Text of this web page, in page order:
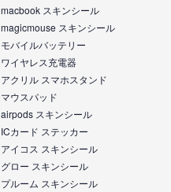
macbook スキンシール
magicmouse スキンシール
モバイルバッテリー
ワイヤレス充電器
アクリル スマホスタンド
マウスパッド
airpods スキンシール
ICカード ステッカー
アイコス スキンシール
グロー スキンシール
プルーム スキンシール